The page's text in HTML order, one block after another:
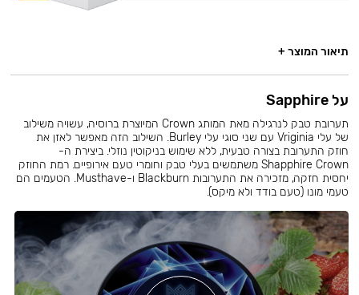
תיאור המוצר +
על Sapphire
תערובת טבק לנרגילה מאת המותג Crown המיוצרת ברוסיה, עשויה משילוב
של עלי Vriginia עם שני סוגי עלי Burley. השילוב הזה מאפשר לאזן את
חוזק התערובת בצורה טבעית, ללא שימוש בניקוטין נוזלי. ביצירת ה-
Shapphire Crown משתמשים בעלי טבק וחומרי טעם אירופיים. רמת החוזק
יחסית חזקה, מזכירה את התערובות Blackburn ו-Musthave. הטעמים הם
טעמי מונו (טעם בודד ולא מיקס).